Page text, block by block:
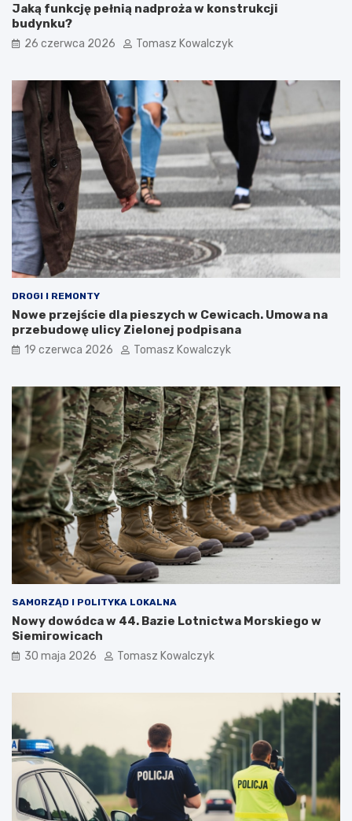
Jaką funkcję pełnią nadproża w konstrukcji
budynku?
26 czerwca 2026 Tomasz Kowalczyk
DROGI I REMONTY
Nowe przejście dla pieszych w Cewicach. Umowa na
przebudowę ulicy Zielonej podpisana
19 czerwca 2026 Tomasz Kowalczyk
SAMORZĄD I POLITYKA LOKALNA
Nowy dowódca w 44. Bazie Lotnictwa Morskiego w
Siemirowicach
30 maja 2026 Tomasz Kowalczyk